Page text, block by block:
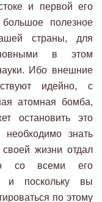
и первой его
полезное
страны, для
в этом
Ибо внешние
идейно, с
атомная бомба,
остановить это
необходимо знать
жизни отдал
со всеми его
и поскольку вы
по этому